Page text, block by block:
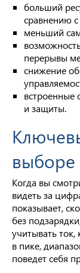
больший
сравнению
меньший
перерывы
снижение
встроенные
и защиты.
выборе
Когда вы
видеть за
показывает,
без
учитывать ток,
в пике,
поведет себя